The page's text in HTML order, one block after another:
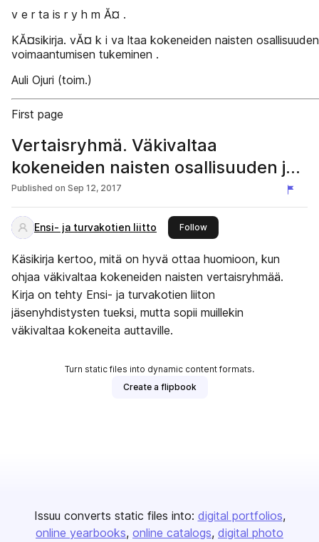
v e r ta is r y h m Ă¤ .
KĂ¤sikirja. vĂ¤ k i va ltaa kokeneiden naisten
voimaantumisen tukeminen .
Auli Ojuri (toim.)
First page
Vertaisryhmä. Väkivaltaa
kokeneiden naisten osallisuuden ja
voimaantumisen tukeminen
Published on Sep 12, 2017
Ensi- ja turvakotien liitto Followthis publisher
Käsikirja kertoo, mitä on hyvä ottaa huomioon, kun
ohjaa väkivaltaa kokeneiden naisten vertaisryhmää.
Kirja on tehty Ensi- ja turvakotien liiton
jäsenyhdistysten tueksi, mutta sopii muillekin
väkivaltaa kokeneita auttaville.
Turn static files into dynamic content formats.
Create a flipbook
Issuu converts static files into: digital portfolios
online yearbooks online catalogs digital photo